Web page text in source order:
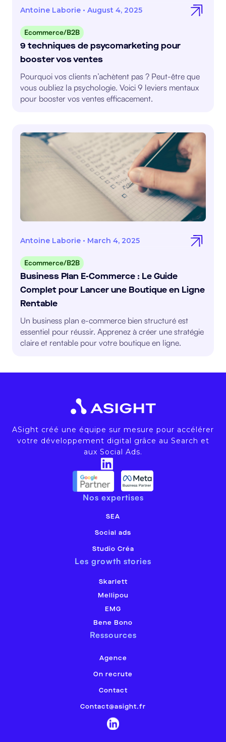
Antoine Laborie • August 4, 2025
9 techniques de psycomarketing pour
booster vos ventes
Ecommerce/B2B
Pourquoi vos clients n’achètent pas ? Peut-être que
vous oubliez la psychologie. Voici 9 leviers mentaux
pour booster vos ventes efficacement.
Antoine Laborie • March 4, 2025
Business Plan E-Commerce : Le Guide
Complet pour Lancer une Boutique en Ligne
Rentable
Ecommerce/B2B
Un business plan e-commerce bien structuré est
essentiel pour réussir. Apprenez à créer une stratégie
claire et rentable pour votre boutique en ligne.
ASight créé une équipe sur mesure pour accélérer
votre développement digital grâce au Search et
aux Social Ads.
Nos expertises
SEA
Social ads
Studio Créa
Les growth stories
Skarlett
Mellipou
EMG
Bene Bono
Ressources
Agence
On recrute
Contact
Contact@asight.fr